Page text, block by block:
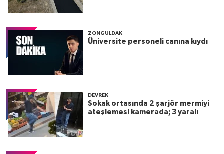
ZONGULDAK
Üniversite personeli canına kıydı
DEVREK
Sokak ortasında 2 şarjör mermiyi
ateşlemesi kamerada; 3 yaralı